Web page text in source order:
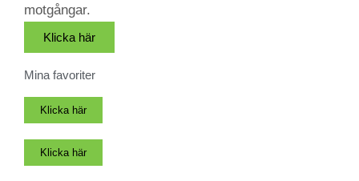
motgångar.
Klicka här
Mina favoriter
Klicka här
Klicka här